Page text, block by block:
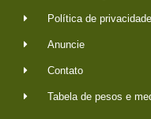
Política de privacidade
Anuncie
Contato
Tabela de pesos e